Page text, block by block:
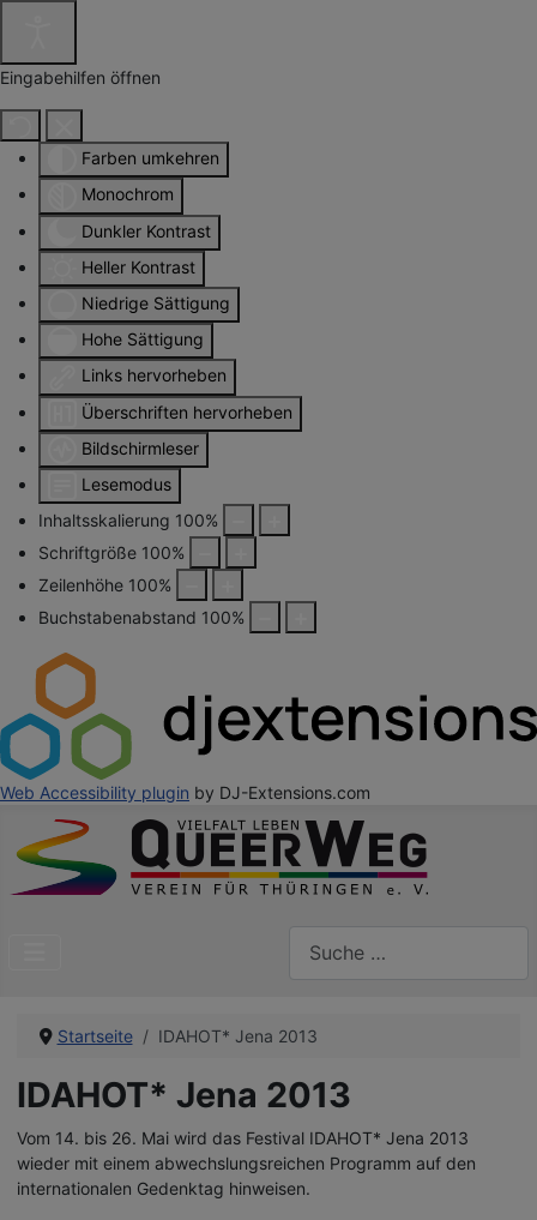
Eingabehilfen öffnen
Farben umkehren
Monochrom
Dunkler Kontrast
Heller Kontrast
Niedrige Sättigung
Hohe Sättigung
Links hervorheben
Überschriften hervorheben
Bildschirmleser
Lesemodus
Inhaltsskalierung 100%
Schriftgröße 100%
Zeilenhöhe 100%
Buchstabenabstand 100%
Web Accessibility plugin by DJ-Extensions.com
Startseite IDAHOT* Jena 2013
IDAHOT* Jena 2013
Vom 14. bis 26. Mai wird das Festival IDAHOT* Jena 2013
wieder mit einem abwechslungsreichen Programm auf den
internationalen Gedenktag hinweisen.